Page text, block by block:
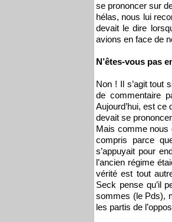
se prononcer sur
hélas, nous lui
devait le dire
avions en face de
N’êtes-vous pas
Non ! Il s’agit tout
de commentaire
Aujourd’hui, est
devait se
Mais comme nous
compris parce
s’appuyait pour
l’ancien régime
vérité est tout
Seck pense qu’il
sommes (le Pds),
les partis de